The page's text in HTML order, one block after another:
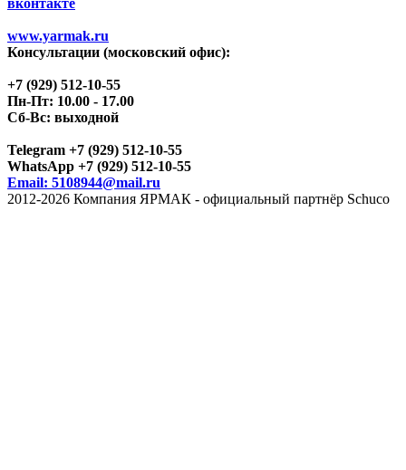
www.yarmak.ru
Консультации (московский офис):
+7 (929) 512-10-55
Пн-Пт: 10.00 - 17.00
Сб-Вс: выходной
Telegram +7 (929) 512-10-55
WhatsApp +7 (929) 512-10-55
Email: 5108944@mail.ru
2012-2026 Компания ЯРМАК - официальный партнёр Schuco